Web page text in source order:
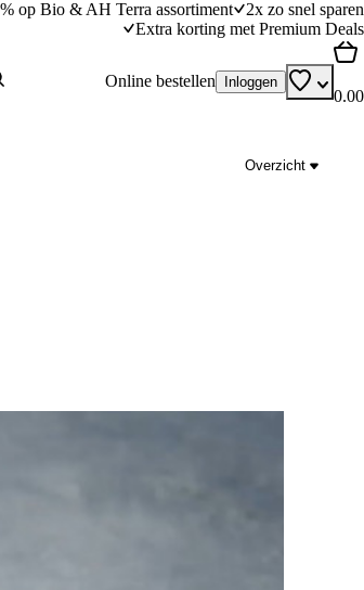
op Bio & AH Terra assortiment
2x zo snel sparen
Extra korting met Premium Deals
Online bestellen Inloggen
0.00
Overzicht